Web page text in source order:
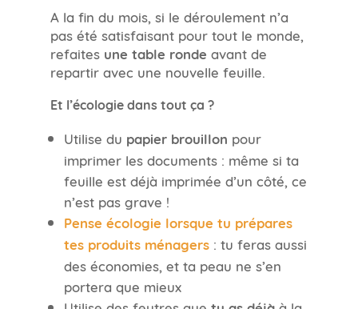
A la fin du mois, si le déroulement n’a
pas été satisfaisant pour tout le monde,
refaites une table ronde avant de
repartir avec une nouvelle feuille.
Et l’écologie dans tout ça ?
Utilise du papier brouillon pour
imprimer les documents : même si ta
feuille est déjà imprimée d’un côté, ce
n’est pas grave !
Pense écologie lorsque tu prépares
tes produits ménagers: tu feras aussi
des économies, et ta peau ne s’en
portera que mieux